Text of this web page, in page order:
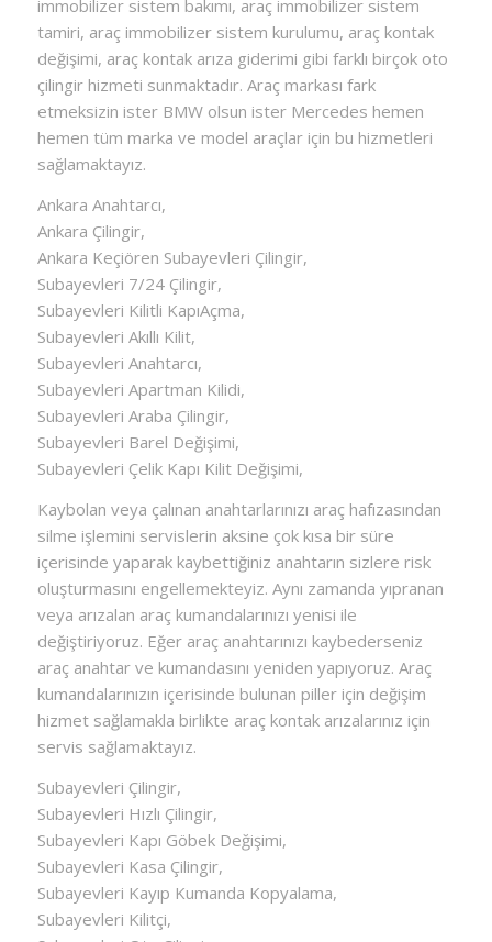
immobilizer sistem bakımı, araç immobilizer sistem
tamiri, araç immobilizer sistem kurulumu, araç kontak
değişimi, araç kontak arıza giderimi gibi farklı birçok oto
çilingir hizmeti sunmaktadır. Araç markası fark
etmeksizin ister BMW olsun ister Mercedes hemen
hemen tüm marka ve model araçlar için bu hizmetleri
sağlamaktayız.
Ankara Anahtarcı,
Ankara Çilingir,
Ankara Keçiören Subayevleri Çilingir,
Subayevleri 7/24 Çilingir,
Subayevleri Kilitli KapıAçma,
Subayevleri Akıllı Kilit,
Subayevleri Anahtarcı,
Subayevleri Apartman Kilidi,
Subayevleri Araba Çilingir,
Subayevleri Barel Değişimi,
Subayevleri Çelik Kapı Kilit Değişimi,
Kaybolan veya çalınan anahtarlarınızı araç hafızasından
silme işlemini servislerin aksine çok kısa bir süre
içerisinde yaparak kaybettiğiniz anahtarın sizlere risk
oluşturmasını engellemekteyiz. Aynı zamanda yıpranan
veya arızalan araç kumandalarınızı yenisi ile
değiştiriyoruz. Eğer araç anahtarınızı kaybederseniz
araç anahtar ve kumandasını yeniden yapıyoruz. Araç
kumandalarınızın içerisinde bulunan piller için değişim
hizmet sağlamakla birlikte araç kontak arızalarınız için
servis sağlamaktayız.
Subayevleri Çilingir,
Subayevleri Hızlı Çilingir,
Subayevleri Kapı Göbek Değişimi,
Subayevleri Kasa Çilingir,
Subayevleri Kayıp Kumanda Kopyalama,
Subayevleri Kilitçi,